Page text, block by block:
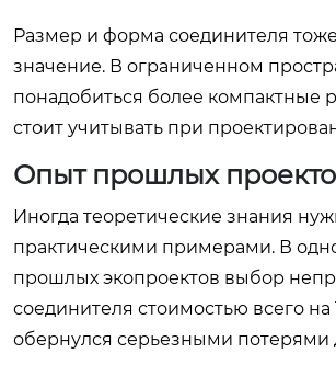
Размер и форма соединителя
значение. В ограниченном
понадобиться более компактные
стоит учитывать при
Опыт прошлых
Иногда теоретические знания
практическими примерами. В
прошлых экопроектов выбор
соединителя стоимостью всего на
обернулся серьезными потерями